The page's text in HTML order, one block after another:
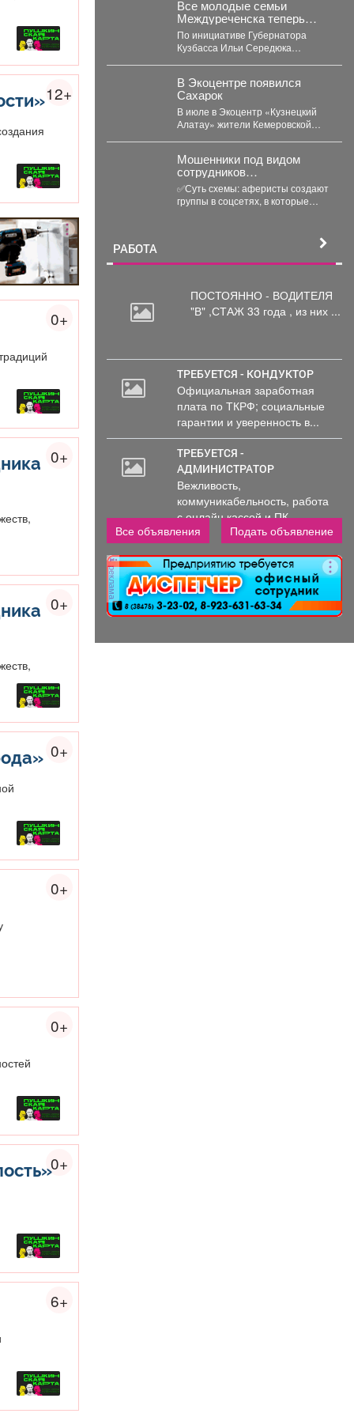
12+
0+
0+
0+
0+
0+
0+
0+
6+
популяризации Правил
дорожного движения...
Все молодые семьи
Междуреченска теперь
могут бесплатно
пользоваться предметами
первой необходимости для
новорождённых.
По инициативе Губернатора
Кузбасса Ильи Середюка
Подробности далее.
В Экоцентре появился
Сахарок
В июле в Экоцентр «Кузнецкий
Алатау» жители Кемеровской
Мошенники под видом
сотрудников
маркетплейсов
обманывают россиян, у
которых скоро день
✅Суть схемы: аферисты создают
группы в соцсетях, в которые
РАБОТА
ПОСТОЯННО - ВОДИТЕЛЯ
"В" ,СТАЖ 33 года , из них ...
ТРЕБУЕТСЯ - КОНДУКТОР
Официальная заработная
плата по ТКРФ; социальные
гарантии и уверенность в...
ТРЕБУЕТСЯ -
АДМИНИСТРАТОР
Вежливость,
коммуникабельность, работа
с онлайн кассой и ПК
(программы...
Все объявления Подать объявление
реклама